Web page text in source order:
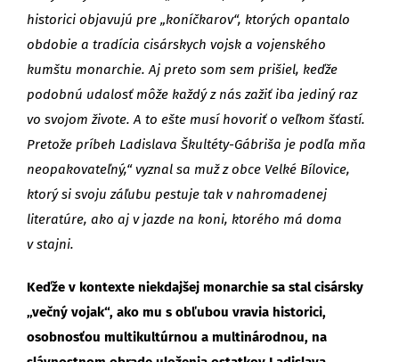
historici objavujú pre „koníčkarov“, ktorých opantalo
obdobie a tradícia cisárskych vojsk a vojenského
kumštu monarchie. Aj preto som sem prišiel, keďže
podobnú udalosť môže každý z nás zažiť iba jediný raz
vo svojom živote. A to ešte musí hovoriť o veľkom šťastí.
Pretože príbeh Ladislava Škultéty-Gábriša je podľa mňa
neopakovateľný,“ vyznal sa muž z obce Velké Bílovice,
ktorý si svoju záľubu pestuje tak v nahromadenej
literatúre, ako aj v jazde na koni, ktorého má doma
v stajni.
Keďže v kontexte niekdajšej monarchie sa stal cisársky
„večný vojak“, ako mu s obľubou vravia historici,
osobnosťou multikultúrnou a multinárodnou, na